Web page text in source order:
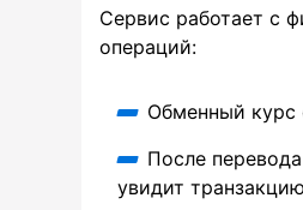
Сервис работает с
операций:
Обменный курс
После
увидит